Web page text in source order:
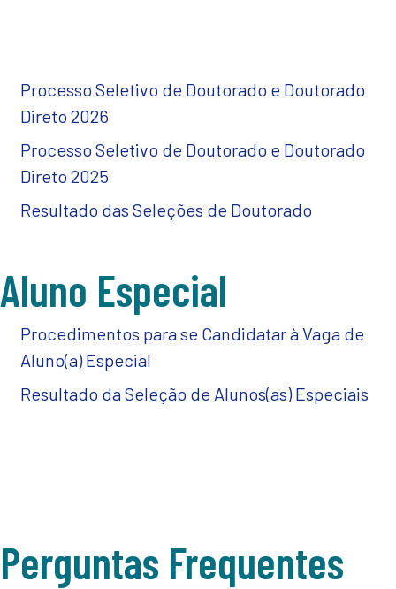
Processo Seletivo de Doutorado e Doutorado
Direto 2026
Processo Seletivo de Doutorado e Doutorado
Direto 2025
Resultado das Seleções de Doutorado
Aluno Especial
Procedimentos para se Candidatar à Vaga de
Aluno(a) Especial
Resultado da Seleção de Alunos(as) Especiais
Perguntas Frequentes